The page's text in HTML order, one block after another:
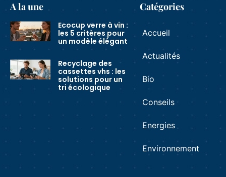
A la une
Ecocup verre à vin :
les 5 critères pour
un modèle élégant
Recyclage des
cassettes vhs : les
solutions pour un
tri écologique
Catégories
Accueil
Actualités
Bio
Conseils
Energies
Environnement